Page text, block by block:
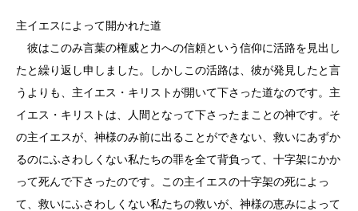
主イエスによって開かれた道
彼はこのみ言葉の権威と力への信頼という信仰に活路を見出し
たと繰り返し申しました。しかしこの活路は、彼が発見したと言
うよりも、主イエス・キリストが開いて下さった道なのです。主
イエス・キリストは、人間となって下さったまことの神です。そ
の主イエスが、神様のみ前に出ることができない、救いにあずか
るのにふさわしくない私たちの罪を全て背負って、十字架にかか
って死んで下さったのです。この主イエスの十字架の死によっ
て、救いにふさわしくない私たちの救いが、神様の恵みによって